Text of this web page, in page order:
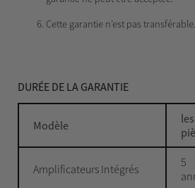
Cette garantie n’est pas transférable.
DURÉE DE LA GARANTIE
Modèle
les
Amplificateurs Intégrés
5